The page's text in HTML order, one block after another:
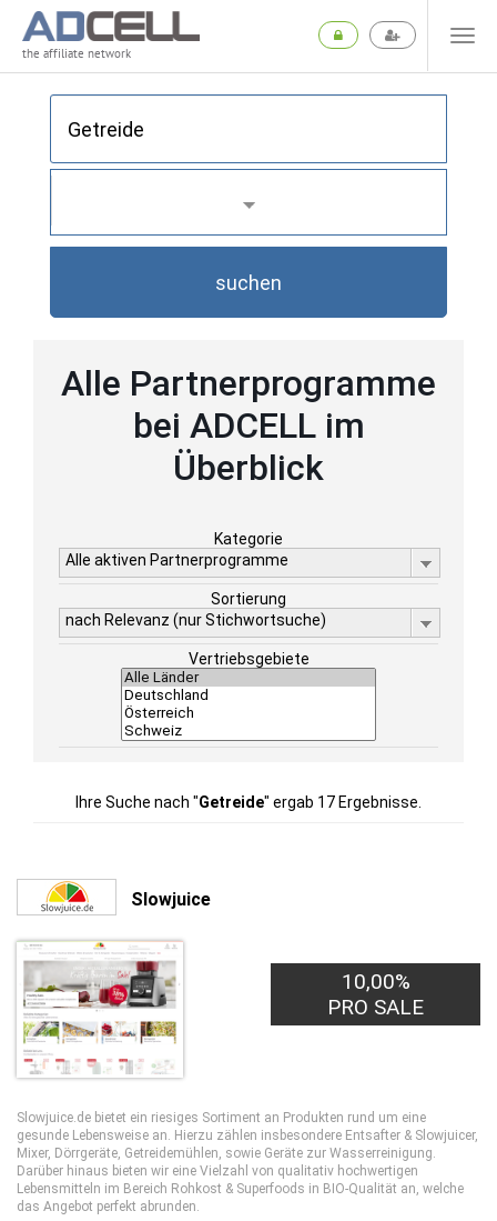
the affiliate network
suchen
Alle Partnerprogramme
bei ADCELL im
Überblick
Kategorie
Alle aktiven Partnerprogramme
Sortierung
nach Relevanz (nur Stichwortsuche)
Vertriebsgebiete
Ihre Suche nach "Getreide" ergab 17 Ergebnisse.
Slowjuice
10,00%
PRO SALE
Slowjuice.de bietet ein riesiges Sortiment an Produkten rund um eine
gesunde Lebensweise an. Hierzu zählen insbesondere Entsafter & Slowjuicer,
Mixer, Dörrgeräte, Getreidemühlen, sowie Geräte zur Wasserreinigung.
Darüber hinaus bieten wir eine Vielzahl von qualitativ hochwertigen
Lebensmitteln im Bereich Rohkost & Superfoods in BIO-Qualität an, welche
das Angebot perfekt abrunden.